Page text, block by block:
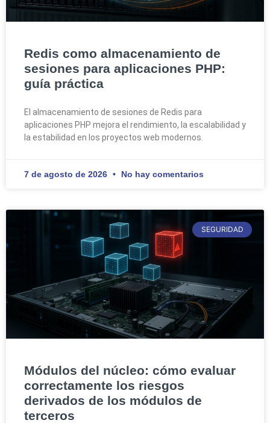
Redis como almacenamiento de
sesiones para aplicaciones PHP:
guía práctica
El almacenamiento de sesiones de Redis para
aplicaciones PHP mejora el rendimiento, la escalabilidad y
la estabilidad en los proyectos web modernos.
7 de agosto de 2026 No hay comentarios
SEGURIDAD
Módulos del núcleo: cómo evaluar
correctamente los riesgos
derivados de los módulos de
terceros